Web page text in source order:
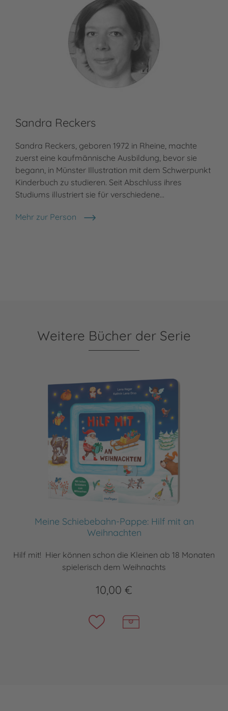
Sandra Reckers
Sandra Reckers, geboren 1972 in Rheine, machte
zuerst eine kaufmännische Ausbildung, bevor sie
begann, in Münster Illustration mit dem Schwerpunkt
Kinderbuch zu studieren. Seit Abschluss ihres
Studiums illustriert sie für verschiedene…
Mehr zur Person
Sandra Reckers
Weitere Bücher der Serie
Meine Schiebebahn-Pappe: Hilf mit an
Weihnachten
Hilf mit! Hier können schon die Kleinen ab 18 Monaten
spielerisch dem Weihnachts
10,00 €